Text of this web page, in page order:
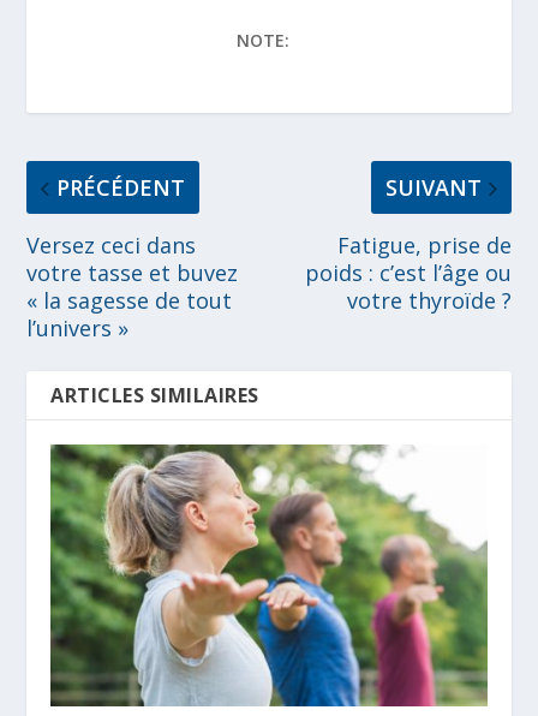
NOTE:
PRÉCÉDENT
Versez ceci dans
votre tasse et buvez
« la sagesse de tout
l’univers »
SUIVANT
Fatigue, prise de
poids : c’est l’âge ou
votre thyroïde ?
ARTICLES SIMILAIRES